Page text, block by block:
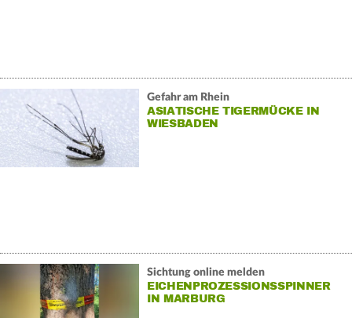
Gefahr am Rhein
ASIATISCHE TIGERMÜCKE IN
WIESBADEN
Sichtung online melden
EICHENPROZESSIONSSPINNER
IN MARBURG